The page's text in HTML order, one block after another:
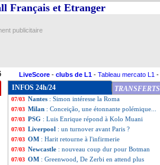
Français et Etranger
publicitaire
LiveScore - clubs de L1 - Tableau mercato L1 -
INFOS 24h/24 TRANSFERTS
07/03 Man Utd: Mainoo sur le départ !
07/03 Nice: Rennes, la réponse cash de Haise !
07/03 Real: Ancelotti et sa gestion des tensions
07/03 Bayern: Coman plaît à trois clubs anglais
07/03 Nantes : Simon intéresse la Roma
07/03 Milan : Conceição, une étonnante polémique...
07/03 PSG : Luis Enrique répond à Kolo Muani
07/03 Liverpool : un turnover avant Paris ?
07/03 OM : Harit retourne à l'infirmerie
07/03 Newcastle : nouveau coup dur pour Botman
07/03 OM : Greenwood, De Zerbi en attend plus